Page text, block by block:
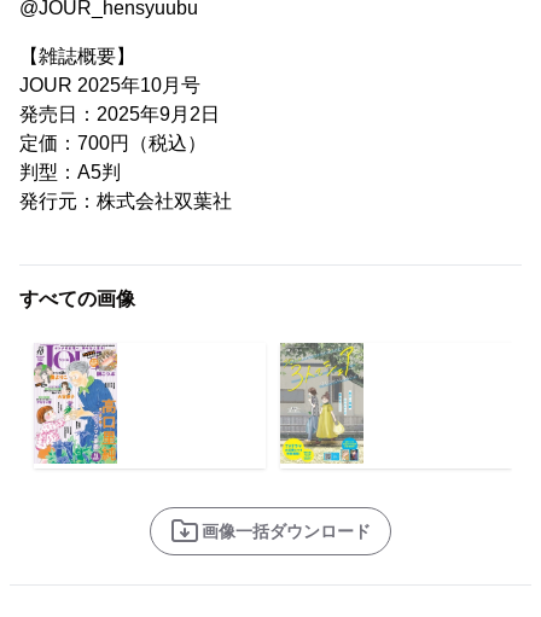
@JOUR_hensyuubu
【雑誌概要】
JOUR 2025年10月号
発売日：2025年9月2日
定価：700円（税込）
判型：A5判
発行元：株式会社双葉社
すべての画像
画像一括ダウンロード